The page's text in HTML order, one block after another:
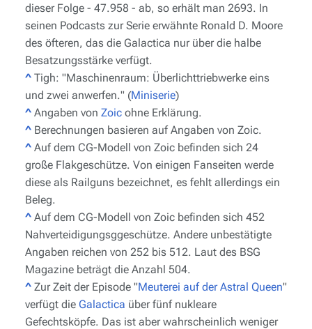
dieser Folge - 47.958 - ab, so erhält man 2693. In
seinen Podcasts zur Serie erwähnte Ronald D. Moore
des öfteren, das die Galactica nur über die halbe
Besatzungsstärke verfügt.
^ Tigh: "Maschinenraum: Überlichttriebwerke eins
und zwei anwerfen." (Miniserie)
^ Angaben von Zoic ohne Erklärung.
^ Berechnungen basieren auf Angaben von Zoic.
^ Auf dem CG-Modell von Zoic befinden sich 24
große Flakgeschütze. Von einigen Fanseiten werde
diese als Railguns bezeichnet, es fehlt allerdings ein
Beleg.
^ Auf dem CG-Modell von Zoic befinden sich 452
Nahverteidigungsggeschütze. Andere unbestätigte
Angaben reichen von 252 bis 512. Laut des BSG
Magazine beträgt die Anzahl 504.
^ Zur Zeit der Episode "Meuterei auf der Astral Queen"
verfügt die Galactica über fünf nukleare
Gefechtsköpfe. Das ist aber wahrscheinlich weniger